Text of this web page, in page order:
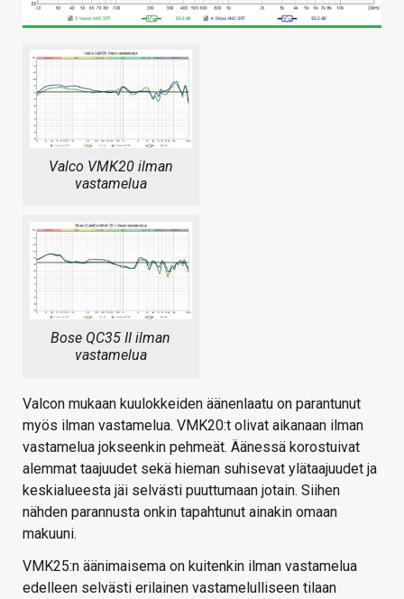
Valco VMK20 ilman
vastamelua
Bose QC35 II ilman
vastamelua
Valcon mukaan kuulokkeiden äänenlaatu on parantunut
myös ilman vastamelua. VMK20:t olivat aikanaan ilman
vastamelua jokseenkin pehmeät. Äänessä korostuivat
alemmat taajuudet sekä hieman suhisevat ylätaajuudet ja
keskialueesta jäi selvästi puuttumaan jotain. Siihen
nähden parannusta onkin tapahtunut ainakin omaan
makuuni.
VMK25:n äänimaisema on kuitenkin ilman vastamelua
edelleen selvästi erilainen vastamelulliseen tilaan